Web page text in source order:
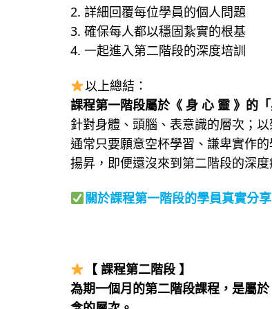
2. 詳細回覆每位學員的個人問題
3. 確保每人都以穩固紥實的根基
4. 一起進入第二階段的深度培訓
以上總結：
課程第一階段屬於《 身 心 靈 》的「
針對身體、頭腦、表意識的層次；
通常只要願意空杯學習、謙卑實作
揚昇，即便還沒來到第二階段的深
關於課程第一階段的學員真實分享
【 課程第二階段 】
為期一個月的第二階段課程，是屬